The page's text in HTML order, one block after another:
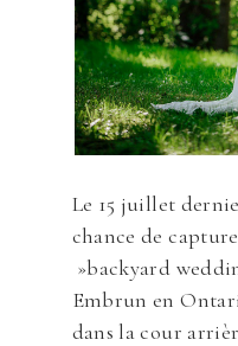
Le 15 juillet
chance de
»backyard
Embrun en
dans la cour